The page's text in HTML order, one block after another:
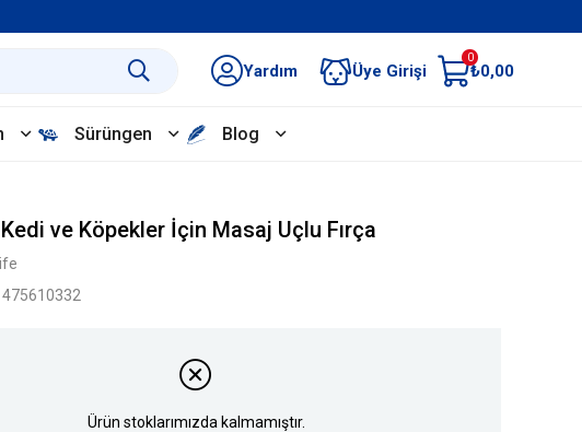
Yardım Üye Girişi
0
₺0,00
Sürüngen Blog
ve Köpekler İçin Masaj Uçlu Fırça
Ürün stoklarımızda kalmamıştır.